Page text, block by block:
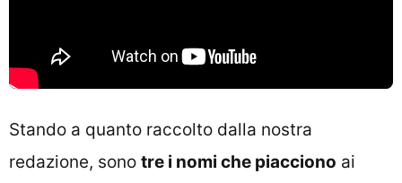
Stando a quanto raccolto dalla nostra
redazione, sono tre i nomi che piacciono ai